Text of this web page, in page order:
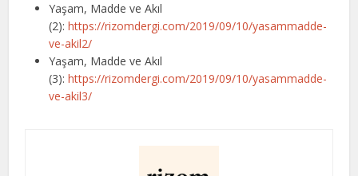
Yaşam, Madde ve Akıl
(2):https://rizomdergi.com/2019/09/10/yasammadde-
ve-akil2/
Yaşam, Madde ve Akıl
(3):https://rizomdergi.com/2019/09/10/yasammadde-
ve-akil3/